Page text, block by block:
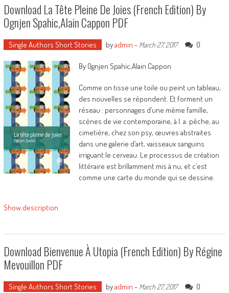
Download La Tête Pleine De Joies (French Edition) By
Ognjen Spahic,Alain Cappon PDF
Single Authors Short Stories byadmin - March 27, 2017 0
By Ognjen Spahic,Alain Cappon
Comme on tisse une toile ou peint un tableau,
des nouvelles se répondent. Et forment un
réseau : personnages d’une même famille,
scènes de vie contemporaine, à l. a. pêche, au
cimetière, chez son psy, œuvres abstraites
dans une galerie d’art, vaisseaux sanguins
irriguant le cerveau. Le processus de création
littéraire est brillamment mis à nu, et c’est
comme une carte du monde qui se dessine.
Show description
Download Bienvenue À Utopia (French Edition) By Régine
Mevouillon PDF
Single Authors Short Stories byadmin - March 27, 2017 0